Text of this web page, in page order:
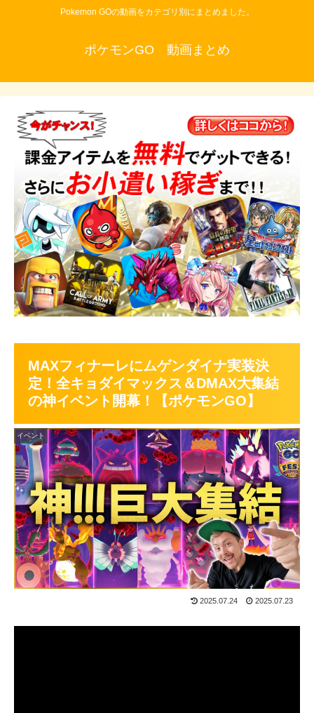
Pokemon GOの動画をカテゴリ別にまとめました。
ポケモンGO 動画まとめ
MAXフィナーレにムゲンダイナ実装決
定！全キョダイマックス＆DMAX大集結
の神イベント開幕！【ポケモンGO】
イベント
2025.07.24 2025.07.23